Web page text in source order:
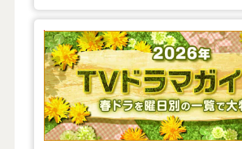
【2026年春】TVドラマガイド